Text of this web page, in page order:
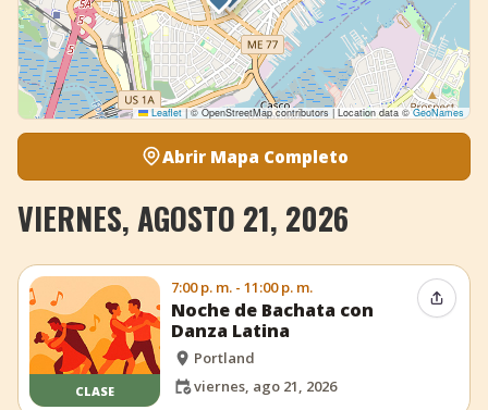
Leaflet |© OpenStreetMap contributors | Location data ©GeoNames
Abrir Mapa Completo
VIERNES, AGOSTO 21, 2026
CLASE
7:00 p. m. - 11:00 p. m.
Noche de Bachata con
Danza Latina
Portland
viernes, ago 21, 2026